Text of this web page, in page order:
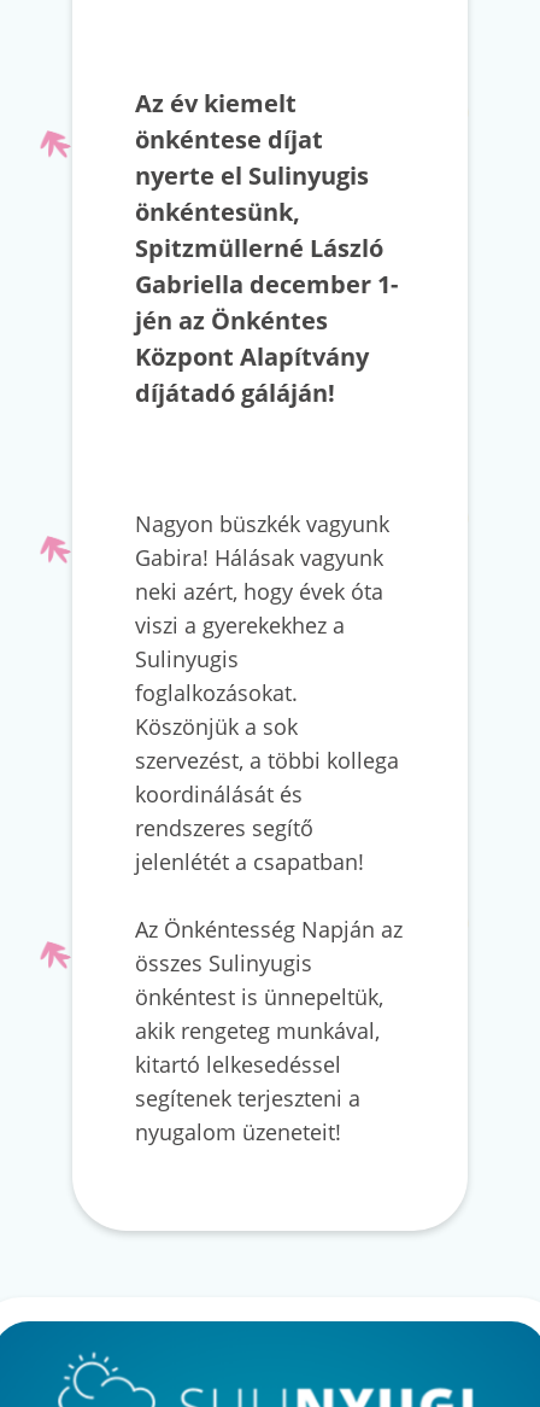
Az év kiemelt
önkéntese díjat
nyerte el Sulinyugis
önkéntesünk,
Spitzmüllerné László
Gabriella december 1-
jén az Önkéntes
Központ Alapítvány
díjátadó gáláján!
Nagyon büszkék vagyunk
Gabira! Hálásak vagyunk
neki azért, hogy évek óta
viszi a gyerekekhez a
Sulinyugis
foglalkozásokat.
Köszönjük a sok
szervezést, a többi kollega
koordinálását és
rendszeres segítő
jelenlétét a csapatban!
Az Önkéntesség Napján az
összes Sulinyugis
önkéntest is ünnepeltük,
akik rengeteg munkával,
kitartó lelkesedéssel
segítenek terjeszteni a
nyugalom üzeneteit!